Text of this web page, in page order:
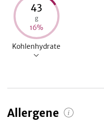
43
g
16%
Kohlenhydrate
Allergene